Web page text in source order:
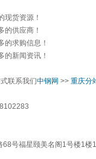
现货资源！
的供应商！
的求购信息！
的新闻资讯！
联系我们中钢网 >> 重庆分
号福星颐美名阁1号楼1楼